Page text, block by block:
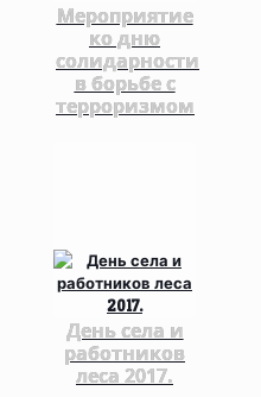
Мероприятие
ко дню
солидарности
в борьбе с
терроризмом
День села и
работников
леса 2017.